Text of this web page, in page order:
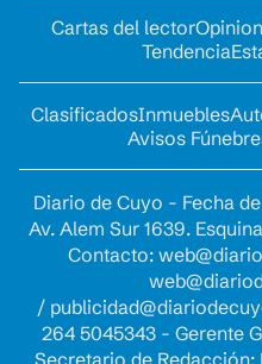
Cartas del lectorOpinion
Tendencia
ClasificadosInmuebles
Avisos
Diario de Cuyo - Fecha
Av. Alem Sur 1639.
Contacto:
/
264 5045343 - Gerente